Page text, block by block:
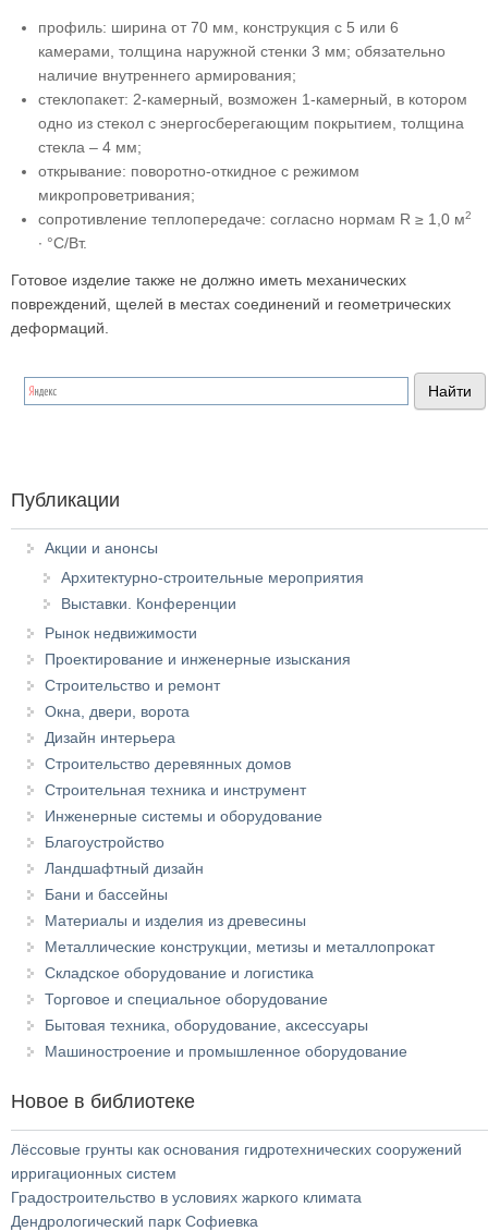
профиль: ширина от 70 мм, конструкция с 5 или 6
камерами, толщина наружной стенки 3 мм; обязательно
наличие внутреннего армирования;
стеклопакет: 2-камерный, возможен 1-камерный, в котором
одно из стекол с энергосберегающим покрытием, толщина
стекла – 4 мм;
открывание: поворотно-откидное с режимом
микропроветривания;
сопротивление теплопередаче: согласно нормам R ≥ 1,0 м2
∙ °С/Вт.
Готовое изделие также не должно иметь механических
повреждений, щелей в местах соединений и геометрических
деформаций.
Публикации
Акции и анонсы
Архитектурно-строительные мероприятия
Выставки. Конференции
Рынок недвижимости
Проектирование и инженерные изыскания
Строительство и ремонт
Окна, двери, ворота
Дизайн интерьера
Строительство деревянных домов
Строительная техника и инструмент
Инженерные системы и оборудование
Благоустройство
Ландшафтный дизайн
Бани и бассейны
Материалы и изделия из древесины
Металлические конструкции, метизы и металлопрокат
Складское оборудование и логистика
Торговое и специальное оборудование
Бытовая техника, оборудование, аксессуары
Машиностроение и промышленное оборудование
Новое в библиотеке
Лёссовые грунты как основания гидротехнических сооружений
ирригационных систем
Градостроительство в условиях жаркого климата
Дендрологический парк Софиевка